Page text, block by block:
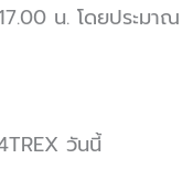
น. โดยประมาณ
วันนี้